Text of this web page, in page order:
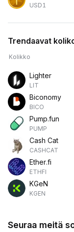
USD1
Trendaavat
Kolikko
Lighter
LIT
Biconomy
BICO
Pump.fun
PUMP
Cash Cat
CASHCAT
Ether.fi
ETHFI
KGeN
KGEN
Seuraa meitä